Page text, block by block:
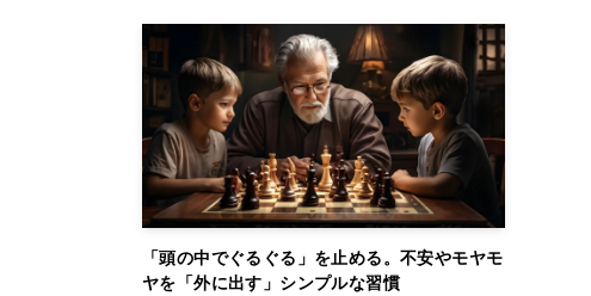
「頭の中でぐるぐる」を止める。不安やモヤモ
ヤを「外に出す」シンプルな習慣